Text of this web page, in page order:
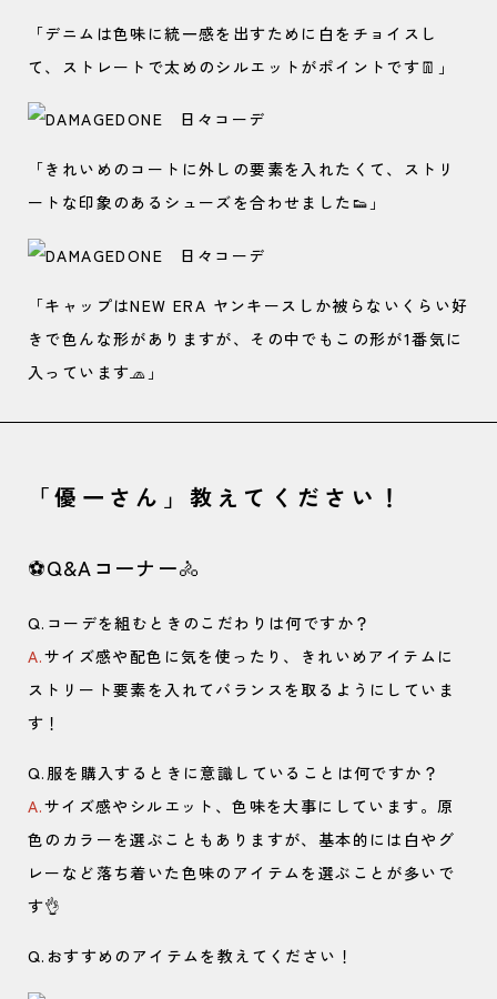
「デニムは色味に統一感を出すために白をチョイスし
て、ストレートで太めのシルエットがポイントです👖」
「きれいめのコートに外しの要素を入れたくて、ストリ
ートな印象のあるシューズを合わせました👟」
「キャップはNEW ERA ヤンキースしか被らないくらい好
きで色んな形がありますが、その中でもこの形が1番気に
入っています🧢」
「優一さん」教えてください！
⚽️Q&Aコーナー🚴
Q.コーデを組むときのこだわりは何ですか？
A.サイズ感や配色に気を使ったり、きれいめアイテムに
ストリート要素を入れてバランスを取るようにしていま
す！
Q.服を購入するときに意識していることは何ですか？
A.サイズ感やシルエット、色味を大事にしています。原
色のカラーを選ぶこともありますが、基本的には白やグ
レーなど落ち着いた色味のアイテムを選ぶことが多いで
す👌
Q.おすすめのアイテムを教えてください！